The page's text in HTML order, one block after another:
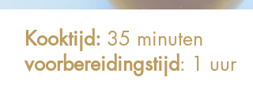
Kooktijd: 35 minuten
voorbereidingstijd: 1 uur